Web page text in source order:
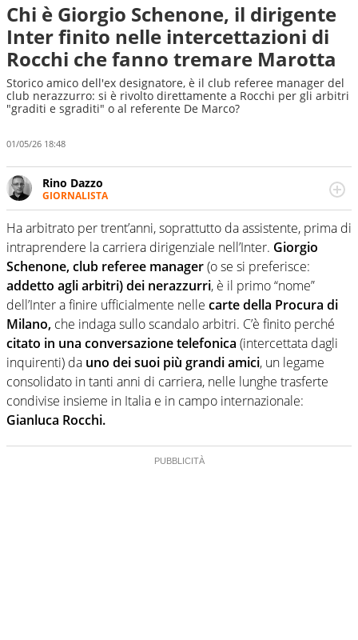
Chi è Giorgio Schenone, il dirigente
Inter finito nelle intercettazioni di
Rocchi che fanno tremare Marotta
Storico amico dell'ex designatore, è il club referee manager del
club nerazzurro: si è rivolto direttamente a Rocchi per gli arbitri
"graditi e sgraditi" o al referente De Marco?
01/05/26 18:48
Rino Dazzo
GIORNALISTA
Se mai ci fosse modo di traslare il glossario del calcio in
una nicchia di esperti, lui ne farebbe parte. Non si perde
una svista arbitrale né gli umori social del mondo delle
curve
Ha arbitrato per trent’anni, soprattutto da assistente, prima di
intraprendere la carriera dirigenziale nell’Inter. Giorgio
Schenone, club referee manager(o se si preferisce:
addetto agli arbitri) dei nerazzurri, è il primo “nome”
dell’Inter a finire ufficialmente nelle carte della Procura di
Milano, che indaga sullo scandalo arbitri. C’è finito perché
citato in una conversazione telefonica (intercettata dagli
inquirenti) da uno dei suoi più grandi amici, un legame
consolidato in tanti anni di carriera, nelle lunghe trasferte
condivise insieme in Italia e in campo internazionale:
Gianluca Rocchi.